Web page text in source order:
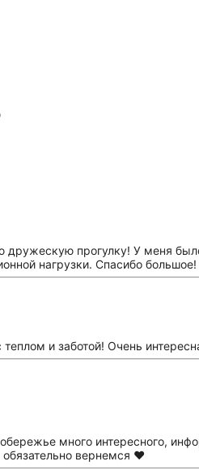
прогулку! У меня
нагрузки. Спасибо
и заботой! Очень
много интересного,
вернемся ❤️